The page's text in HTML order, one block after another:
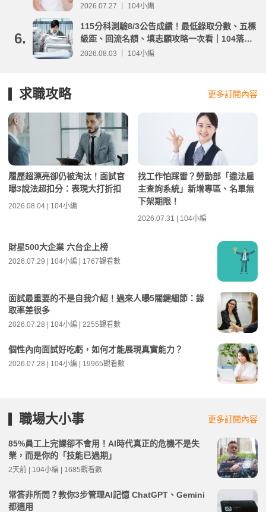
2026.07.27 ｜ 104小編
6.
115分科測驗8/3公告成績！最低錄取分數、五標
級距、回流名額、填志願攻略一次看｜104落點
分析
2026.08.03 ｜ 104小編
求職攻略 更多訂閱內容
履歷超漂亮卻仍被淘汰！面試官
曝3說法超扣分：表現大打折扣
2026.08.04 | 104小編
找工作怕踩雷？勞動部「違法雇
主查詢系統」新增專區、名單無
下架期限！
2026.07.31 | 104小編
財星500大企業 六台企上榜
2026.07.29 | 104小編 | 1767觀看數
面試最重要的不是自我介紹！過來人曝5關鍵細節：錄
取率差很多
2026.07.28 | 104小編 | 2255觀看數
個性內向面試好吃虧，如何才能展現真實能力？
2026.07.28 | 104小編 | 19965觀看數
職場大小事 更多訂閱內容
85%員工上完課卻不會用！AI時代真正的危機不是失
業，而是你的「技能已過期」
2天前 | 104小編 | 1685觀看數
常答非所問？教你3步管理AI記憶 ChatGPT、Gemini
都適用